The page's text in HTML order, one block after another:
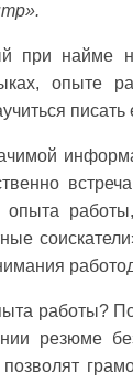
при найме
опыте
писать
опыта
работы?
резюме